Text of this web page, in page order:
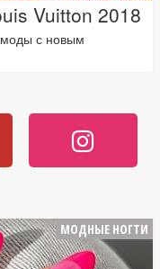
Vuitton 2018
с новым
МОДНЫЕ НОГТИ